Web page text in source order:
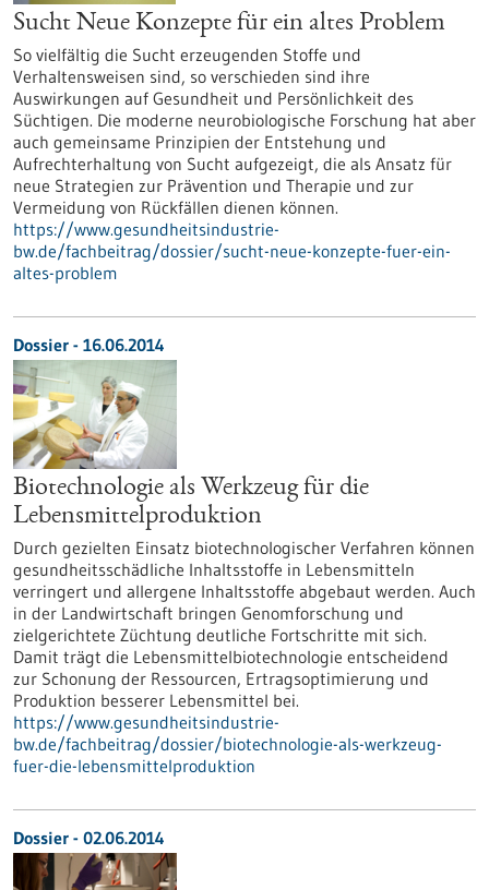
Sucht Neue Konzepte für ein altes Problem
So vielfältig die Sucht erzeugenden Stoffe und
Verhaltensweisen sind, so verschieden sind ihre
Auswirkungen auf Gesundheit und Persönlichkeit des
Süchtigen. Die moderne neurobiologische Forschung hat aber
auch gemeinsame Prinzipien der Entstehung und
Aufrechterhaltung von Sucht aufgezeigt, die als Ansatz für
neue Strategien zur Prävention und Therapie und zur
Vermeidung von Rückfällen dienen können.
https://www.gesundheitsindustrie-
bw.de/fachbeitrag/dossier/sucht-neue-konzepte-fuer-ein-
altes-problem
Dossier - 16.06.2014
Biotechnologie als Werkzeug für die
Lebensmittelproduktion
Durch gezielten Einsatz biotechnologischer Verfahren können
gesundheitsschädliche Inhaltsstoffe in Lebensmitteln
verringert und allergene Inhaltsstoffe abgebaut werden. Auch
in der Landwirtschaft bringen Genomforschung und
zielgerichtete Züchtung deutliche Fortschritte mit sich.
Damit trägt die Lebensmittelbiotechnologie entscheidend
zur Schonung der Ressourcen, Ertragsoptimierung und
Produktion besserer Lebensmittel bei.
https://www.gesundheitsindustrie-
bw.de/fachbeitrag/dossier/biotechnologie-als-werkzeug-
fuer-die-lebensmittelproduktion
Dossier - 02.06.2014